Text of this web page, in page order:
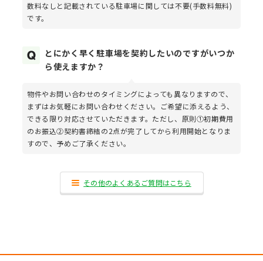
数料なしと記載されている駐車場に関しては不要(手数料無料)
です。
とにかく早く駐車場を契約したいのですがいつか
ら使えますか？
物件やお問い合わせのタイミングによっても異なりますので、
まずはお気軽にお問い合わせください。ご希望に添えるよう、
できる限り対応させていただきます。ただし、原則①初期費用
のお振込②契約書締結の2点が完了してから利用開始となりま
すので、予めご了承ください。
その他のよくあるご質問はこちら